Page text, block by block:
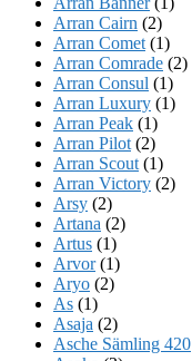
Arran Cairn (2)
Arran Comet (1)
Arran Comrade (2)
Arran Consul (1)
Arran Luxury (1)
Arran Peak (1)
Arran Pilot (2)
Arran Scout (1)
Arran Victory (2)
Arsy (2)
Artana (2)
Artus (1)
Arvor(1)
Aryo (2)
As (1)
Asaja (2)
Asche Sämling 420